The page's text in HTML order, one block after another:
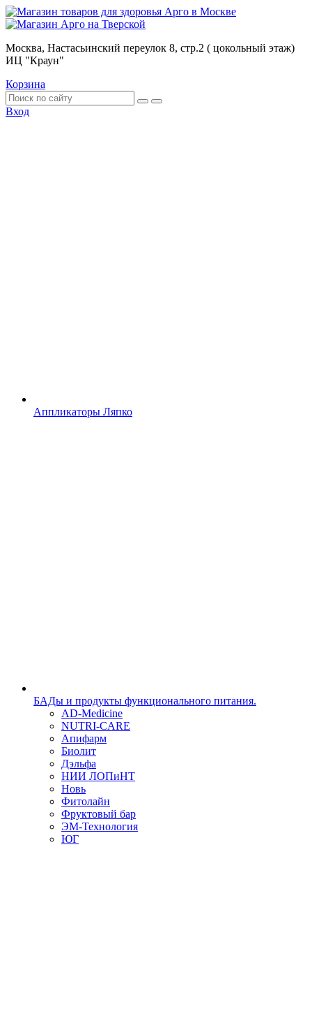
Москва, Настасьинский переулок 8, стр.2 ( цокольный этаж)
ИЦ "Краун"
Корзина
Вход
Аппликаторы Ляпко
БАДы и продукты функционального питания.
AD-Medicine
NUTRI-CARE
Апифарм
Биолит
Дэльфа
НИИ ЛОПиНТ
Новь
Фитолайн
Фруктовый бар
ЭМ-Технология
ЮГ